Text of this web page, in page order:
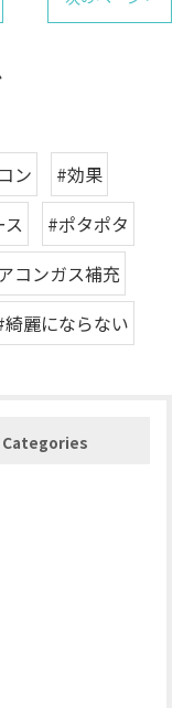
ン
#効果
ス
#ポタポタ
コンガス補充
綺麗にならない
Categories